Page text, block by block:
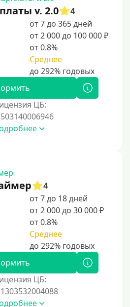
v. 2.0
4
от 7 до 365 дней
от 2 000 до 100 000 ₽
от 0.8%
Среднее
ЦБ:
4
от 7 до 18 дней
от 2 000 до 30 000 ₽
от 0.8%
Среднее
ЦБ: